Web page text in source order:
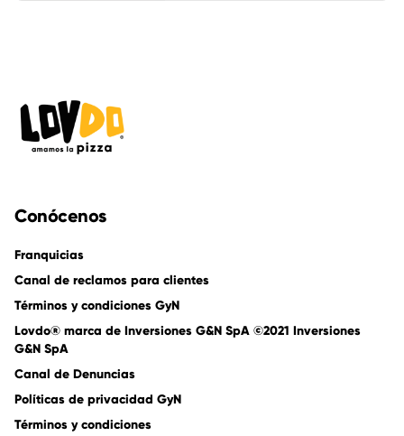
Conócenos
Franquicias
Canal de reclamos para clientes
Términos y condiciones GyN
Lovdo® marca de Inversiones G&N SpA ©2021 Inversiones
G&N SpA
Canal de Denuncias
Políticas de privacidad GyN
Términos y condiciones